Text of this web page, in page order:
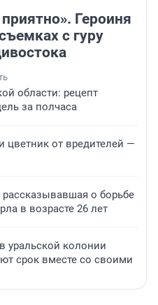
Героиня
с гуру
области: рецепт
за полчаса
цветник от вредителей —
рассказывавшая о борьбе
в возрасте 26 лет
уральской колонии
срок вместе со своими